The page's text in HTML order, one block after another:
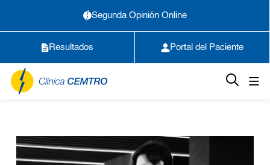
Segunda Opinión Online
Resultados Portal del Paciente